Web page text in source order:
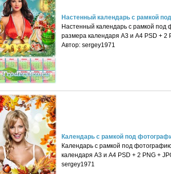
Настенный календарь с рамкой
Настенный календарь с рамкой под
размера календаря А3 и А4 PSD + 2
Автор: sergey1971
Календарь с рамкой под
Календарь с рамкой под
календаря А3 и А4 PSD + 2 PNG +
sergey1971